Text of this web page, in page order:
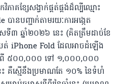
គខ្សែសង្វាក់ផ្គត់ផ្គង់ដ៏ល្បីឈ្មោះ
នបញ្ជាក់តាមរយៈការអង្កេត
ទី៣ ឆ្នាំ២០២៦ នេះ (គិតត្រឹមដាច់ខែ
បត់ iPhone Fold ដែលអាចដំឡើង
ះពី ៥០០,០០០ ទៅ ១,០០០,០០០
គឺស្មើនឹងប្រមាណតែ ១០% នៃទំហំ